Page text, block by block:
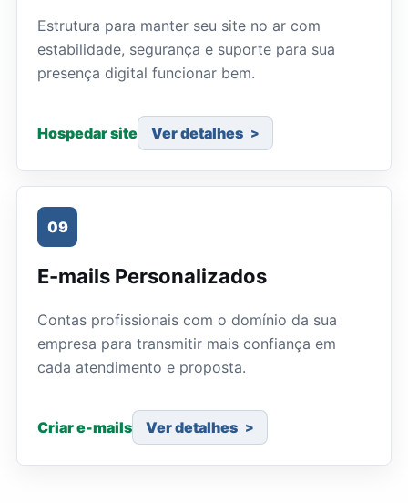
Estrutura para manter seu site no ar com
estabilidade, segurança e suporte para sua
presença digital funcionar bem.
Hospedar site Ver detalhes
09
E-mails Personalizados
Contas profissionais com o domínio da sua
empresa para transmitir mais confiança em
cada atendimento e proposta.
Criar e-mails Ver detalhes